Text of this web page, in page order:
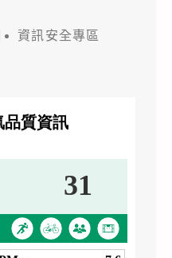
資訊安全專區